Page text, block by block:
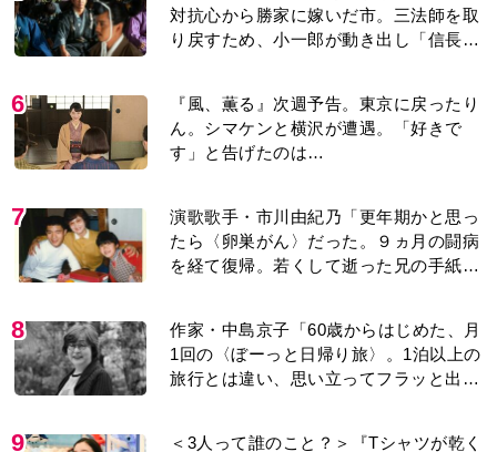
対抗心から勝家に嫁いだ市。三法師を取
り戻すため、小一郎が動き出し「信長の
6
『風、薫る』次週予告。東京に戻ったり
ん。シマケンと横沢が遭遇。「好きで
す」と告げたのは…
7
演歌歌手・市川由紀乃「更年期かと思っ
たら〈卵巣がん〉だった。９ヵ月の闘病
を経て復帰。若くして逝った兄の手紙を
8
作家・中島京子「60歳からはじめた、月
1回の〈ぼーっと日帰り旅〉。1泊以上の
旅行とは違い、思い立ってフラッと出か
9
＜3人って誰のこと？＞『Tシャツが乾く